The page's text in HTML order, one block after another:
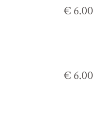
€ 6.00
€ 6.00